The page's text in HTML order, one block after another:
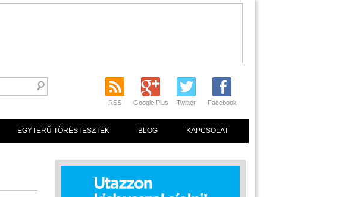
RSS Google Plus Twitter Facebook
EGYTERŰ TÖRÉSTESZTEK BLOG KAPCSOLAT